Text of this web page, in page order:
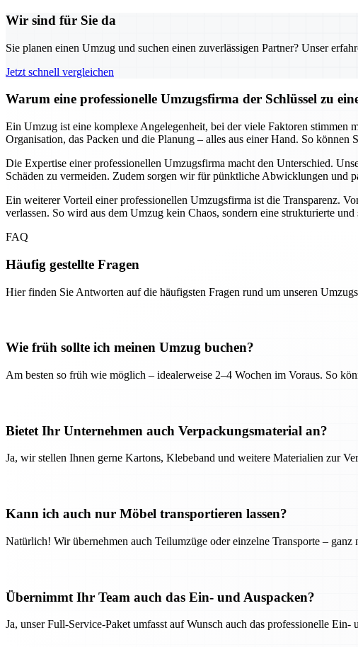
Wir sind für Sie da
Sie planen einen Umzug und suchen einen zuverlässigen Partner? Unser
Jetzt schnell vergleichen
Warum eine professionelle Umzugsfirma der Schlüssel zu
Ein Umzug ist eine komplexe Angelegenheit, bei der viele Faktoren stimmen
Organisation, das Packen und die Planung – alles aus einer Hand. So können
Die Expertise einer professionellen Umzugsfirma macht den Unterschied.
Schäden zu vermeiden. Zudem sorgen wir für pünktliche Abwicklungen und
Ein weiterer Vorteil einer professionellen Umzugsfirma ist die Transparenz.
verlassen. So wird aus dem Umzug kein Chaos, sondern eine strukturierte
FAQ
Häufig gestellte Fragen
Hier finden Sie Antworten auf die häufigsten Fragen rund um unseren
Wie früh sollte ich meinen Umzug buchen?
Am besten so früh wie möglich – idealerweise 2–4 Wochen im Voraus. So
Bietet Ihr Unternehmen auch Verpackungsmaterial an?
Ja, wir stellen Ihnen gerne Kartons, Klebeband und weitere Materialien zur
Kann ich auch nur Möbel transportieren lassen?
Natürlich! Wir übernehmen auch Teilumzüge oder einzelne Transporte – ganz
Übernimmt Ihr Team auch das Ein- und Auspacken?
Ja, unser Full-Service-Paket umfasst auf Wunsch auch das professionelle Ein-